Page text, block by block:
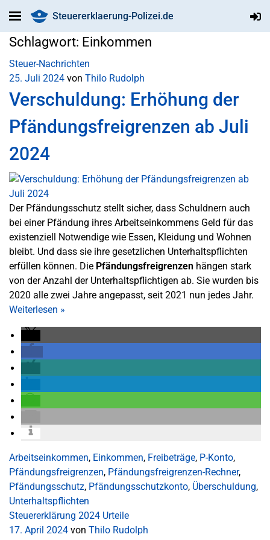
Steuererklaerung-Polizei.de
Schlagwort: Einkommen
Steuer-Nachrichten
25. Juli 2024 von Thilo Rudolph
Verschuldung: Erhöhung der
Pfändungsfreigrenzen ab Juli
2024
Der Pfändungsschutz stellt sicher, dass Schuldnern auch
bei einer Pfändung ihres Arbeitseinkommens Geld für das
existenziell Notwendige wie Essen, Kleidung und Wohnen
bleibt. Und dass sie ihre gesetzlichen Unterhaltspflichten
erfüllen können. Die Pfändungsfreigrenzen hängen stark
von der Anzahl der Unterhaltspflichtigen ab. Sie wurden bis
2020 alle zwei Jahre angepasst, seit 2021 nun jedes Jahr.
Weiterlesen »
Arbeitseinkommen, Einkommen, Freibeträge, P-Konto,
Pfändungsfreigrenzen, Pfändungsfreigrenzen-Rechner,
Pfändungsschutz, Pfändungsschutzkonto, Überschuldung,
Unterhaltspflichten
Steuererklärung 2024 Urteile
17. April 2024 von Thilo Rudolph